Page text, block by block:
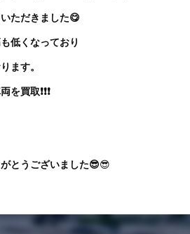
ただきました😋
低くなっており
ます。
買取❗❗❗
とうございました😎😎